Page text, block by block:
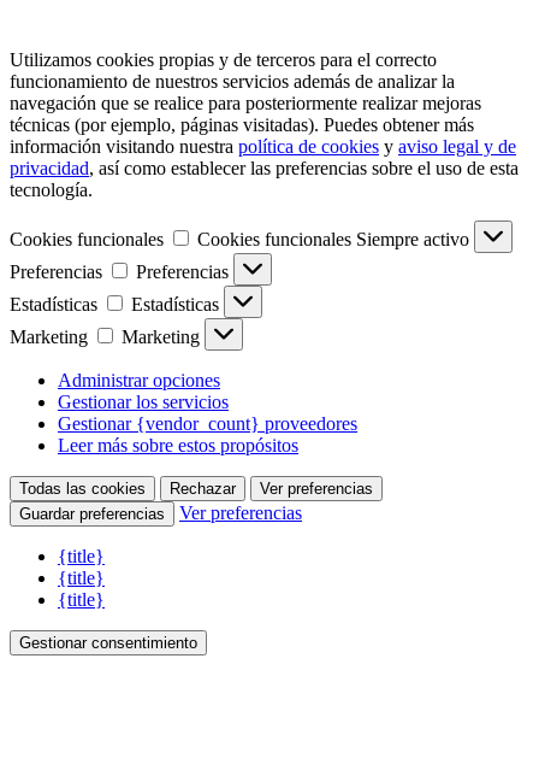
Utilizamos cookies propias y de terceros para el correcto
funcionamiento de nuestros servicios además de analizar la
navegación que se realice para posteriormente realizar mejoras
técnicas (por ejemplo, páginas visitadas). Puedes obtener más
información visitando nuestra política de cookies y aviso legal y de
privacidad, así como establecer las preferencias sobre el uso de esta
tecnología.
Cookies funcionales Cookies funcionales Siempre activo
Preferencias
Preferencias
Estadísticas
Estadísticas
Marketing
Marketing
Administrar opciones
Gestionar los servicios
Gestionar {vendor_count} proveedores
Leer más sobre estos propósitos
Todas las cookies Rechazar
Ver preferencias
Guardar preferencias
Ver preferencias
{title}
{title}
{title}
Gestionar consentimiento